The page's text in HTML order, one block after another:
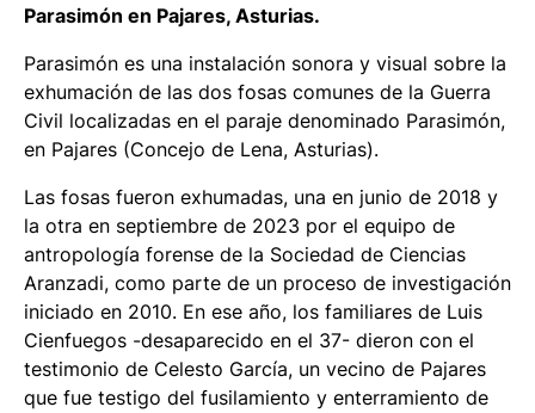
Parasimón en Pajares, Asturias.
Parasimón es una instalación sonora y visual sobre la
exhumación de las dos fosas comunes de la Guerra
Civil localizadas en el paraje denominado Parasimón,
en Pajares (Concejo de Lena, Asturias).
Las fosas fueron exhumadas, una en junio de 2018 y
la otra en septiembre de 2023 por el equipo de
antropología forense de la Sociedad de Ciencias
Aranzadi, como parte de un proceso de investigación
iniciado en 2010. En ese año, los familiares de Luis
Cienfuegos -desaparecido en el 37- dieron con el
testimonio de Celesto García, un vecino de Pajares
que fue testigo del fusilamiento y enterramiento de